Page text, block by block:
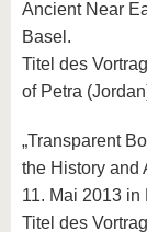
Ancient Near
Basel.
Titel des
of Petra
„Transparent
the History and
11. Mai 2013 in
Titel des